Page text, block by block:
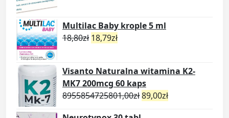
Multilac Baby krople 5 ml
18,80zł 18,79zł
Visanto Naturalna witamina K2-
MK7 200mcg 60 kaps
8955854725801,00zł89,00zł